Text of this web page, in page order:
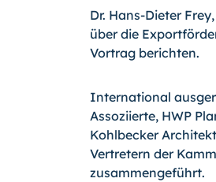
Dr. Hans-Dieter
über die
Vortrag berichten.
International
Assoziierte, HWP
Kohlbecker
Vertretern der
zusammengeführt.